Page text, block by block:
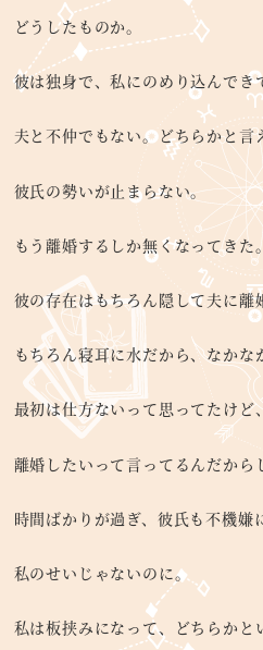
どうしたものか。
彼は独身で、私にのめり込んでき
夫と不仲でもない。どちらかと言
彼氏の勢いが止まらない。
もう離婚するしか無くなってきた。
彼の存在はもちろん隠して夫に離
もちろん寝耳に水だから、なかな
最初は仕方ないって思ってたけど
離婚したいって言ってるんだから
時間ばかりが過ぎ、彼氏も不機嫌
私のせいじゃないのに。
私は板挟みになって、どちらかと